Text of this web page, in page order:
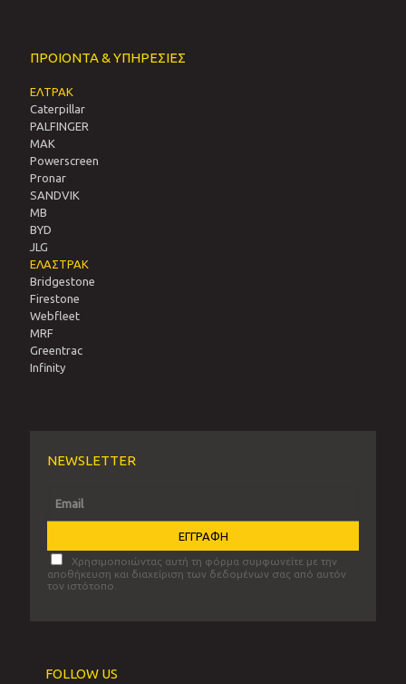
ΠΡΟΙΟΝΤΑ & ΥΠΗΡΕΣΙΕΣ
ΕΛΤΡΑΚ
Caterpillar
PALFINGER
MAK
Powerscreen
Pronar
SANDVIΚ
MB
BYD
JLG
ΕΛΑΣΤΡΑΚ
Bridgestone
Firestone
Webfleet
MRF
Greentrac
Infinity
NEWSLETTER
Χρησιμοποιώντας αυτή τη φόρμα συμφωνείτε με την
αποθήκευση και διαχείριση των δεδομένων σας από αυτόν
τον ιστότοπο.
FOLLOW US